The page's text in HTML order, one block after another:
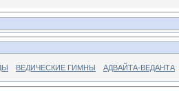
ВЕДИЧЕСКИЕ ГИМНЫ АДВАЙТА-ВЕДАНТА